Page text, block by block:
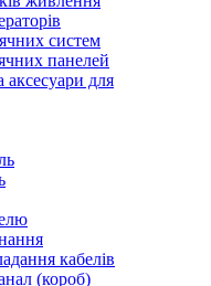
систем
панелей
аксесуари для
кабелів
(короб)